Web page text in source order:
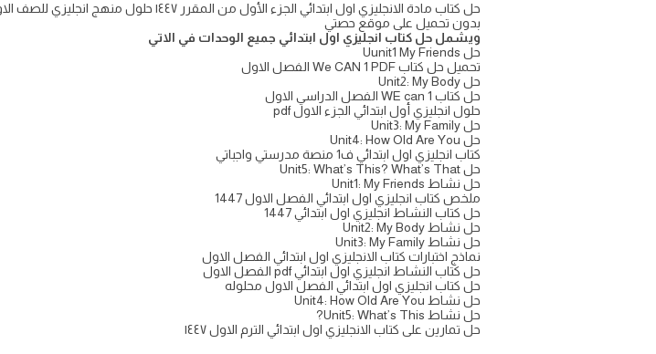
بدون تحميل على موقع حصتي
ويشمل حل كتاب انجليزي اول ابتدائي جميع الوحدات في الاتي
حل Uunit1 My Friends
تحميل حل كتاب We CAN 1 PDF الفصل الاول
حل Unit2: My Body
حل كتاب WE can 1 الفصل الدراسي الاول
حلول انجليزي أول ابتدائي الجزء الاول pdf
حل Unit3: My Family
حل Unit4: How Old Are You
كتاب انجليزي اول ابتدائي ف1 منصة مدرستي واجباتي
حل Unit5: What’s This? What’s That
حل نشاط Unit1: My Friends
ملخص كتاب انجليزي اول ابتدائي الفصل الاول 1447
حل كتاب النشاط انجليزي اول ابتدائي 1447
حل نشاط Unit2: My Body
حل نشاط Unit3: My Family
نماذج اختبارات كتاب الانجليزي اول ابتدائي الفصل الاول
حل كتاب النشاط انجليزي اول ابتدائي pdf الفصل الاول
حل كتاب انجليزي اول ابتدائي الفصل الاول محلوله
حل نشاط Unit4: How Old Are You
حل نشاط Unit5: What’s This?
حل تمارين على كتاب الانجليزي اول ابتدائي الترم الاول ١٤٤٧